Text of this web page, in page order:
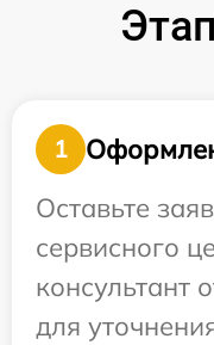
1
Оставьте
сервисного
консультант
для